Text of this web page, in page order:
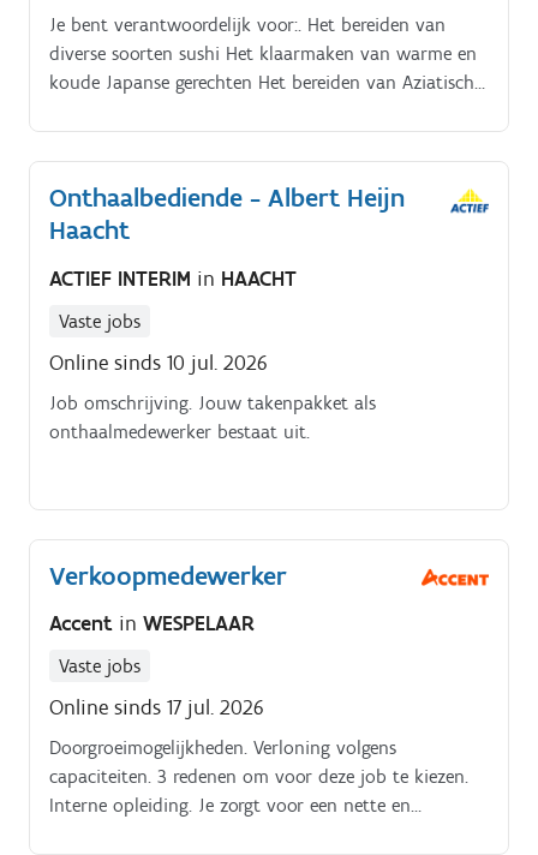
Je bent verantwoordelijk voor:. Het bereiden van
diverse soorten sushi Het klaarmaken van warme en
koude Japanse gerechten Het bereiden van Aziatische
Onthaalbediende - Albert Heijn
Haacht
ACTIEF INTERIM in HAACHT
Vaste jobs
Online sinds 10 jul. 2026
Job omschrijving. Jouw takenpakket als
onthaalmedewerker bestaat uit.
Verkoopmedewerker
Accent in WESPELAAR
Vaste jobs
Online sinds 17 jul. 2026
Doorgroeimogelijkheden. Verloning volgens
capaciteiten. 3 redenen om voor deze job te kiezen.
Interne opleiding. Je zorgt voor een nette en